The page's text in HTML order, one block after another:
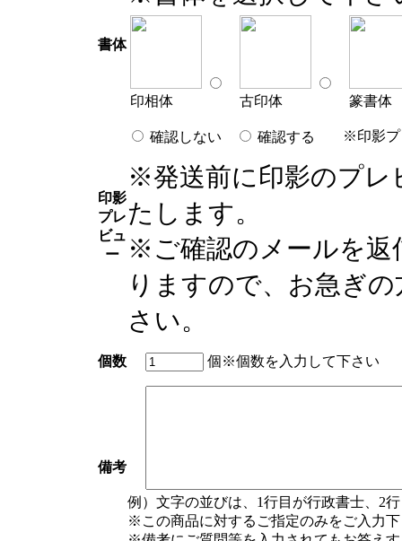
書体
印相体 古印体 篆書体
印影
プレ
ビュ
ー
確認しない 確認する ※印影プ
※発送前に印影のプレ
たします。
※ご確認のメールを返
りますので、お急ぎ
さい。
個数 個※個数を入力して下さい
備考
例）文字の並びは、1行目が行政書士、2
※この商品に対するご指定のみをご入力